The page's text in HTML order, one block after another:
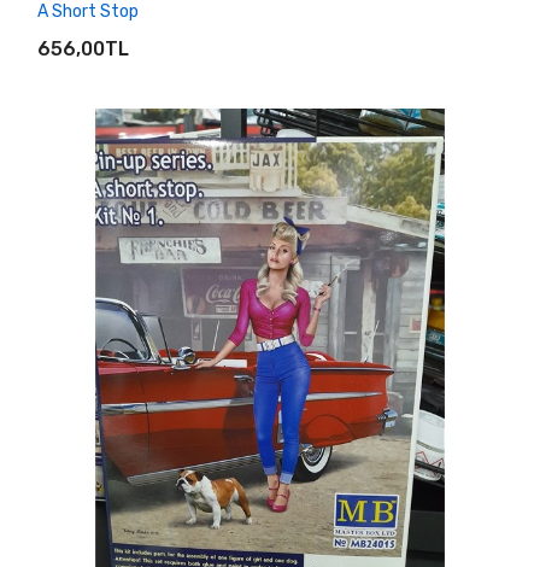
A Short Stop
656,00TL
SEPETE EKLE